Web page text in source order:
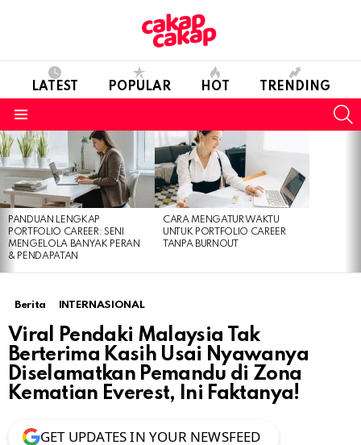
LATEST POPULAR HOT TRENDING
LATEST
STORIES
PANDUAN LENGKAP
PORTFOLIO CAREER: SENI
MENGELOLA BANYAK PERAN
& PENDAPATAN
CARA MENGATUR WAKTU
UNTUK PORTFOLIO CAREER
TANPA BURNOUT
Berita INTERNASIONAL
Viral Pendaki Malaysia Tak
Berterima Kasih Usai Nyawanya
Diselamatkan Pemandu di Zona
Kematian Everest, Ini Faktanya!
GET UPDATES IN YOUR NEWSFEED